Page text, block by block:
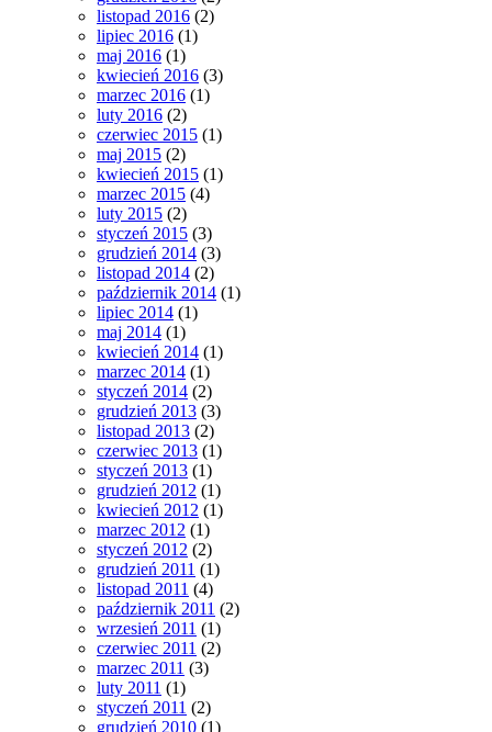
listopad 2016 (2)
lipiec 2016 (1)
maj 2016 (1)
kwiecień 2016 (3)
marzec 2016 (1)
luty 2016 (2)
czerwiec 2015 (1)
maj 2015 (2)
kwiecień 2015 (1)
marzec 2015 (4)
luty 2015 (2)
styczeń 2015 (3)
grudzień 2014 (3)
listopad 2014 (2)
październik 2014 (1)
lipiec 2014 (1)
maj 2014 (1)
kwiecień 2014 (1)
marzec 2014 (1)
styczeń 2014 (2)
grudzień 2013 (3)
listopad 2013 (2)
czerwiec 2013 (1)
styczeń 2013 (1)
grudzień 2012 (1)
kwiecień 2012 (1)
marzec 2012 (1)
styczeń 2012 (2)
grudzień 2011 (1)
listopad 2011 (4)
październik 2011 (2)
wrzesień 2011 (1)
czerwiec 2011 (2)
marzec 2011 (3)
luty 2011 (1)
styczeń 2011 (2)
grudzień 2010 (1)